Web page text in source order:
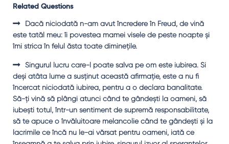
Related Questions
Dacă niciodată n-am avut încredere în Freud, de vină
este tatăl meu: îi povestea mamei visele de peste noapte şi
îmi strica în felul ăsta toate dimineţile.
Singurul lucru care-l poate salva pe om este iubirea. Şi
deşi atâta lume a susţinut această afirmaţie, este a nu fi
încercat niciodată iubirea, pentru a o declara banalitate.
Să-ţi vină să plângi atunci când te gândeşti la oameni, să
iubeşti totul, într-un sentiment de supremă responsabilitate,
să te apuce o învăluitoare melancolie când te gândeşti şi la
lacrimile ce încă nu le-ai vărsat pentru oameni, iată ce